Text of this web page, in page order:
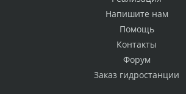
Напишите нам
Помощь
Контакты
Форум
Заказ гидростанции